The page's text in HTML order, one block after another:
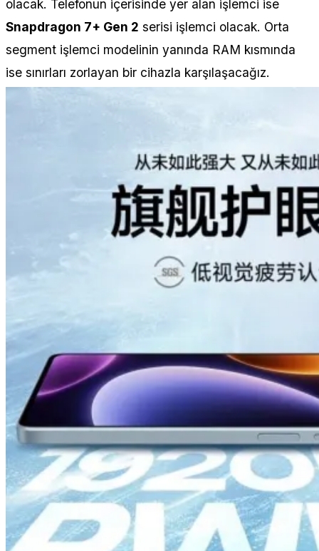
olacak. Telefonun içerisinde yer alan işlemci ise
Snapdragon 7+ Gen 2 serisi işlemci olacak. Orta
segment işlemci modelinin yanında RAM kısmında
ise sınırları zorlayan bir cihazla karşılaşacağız.